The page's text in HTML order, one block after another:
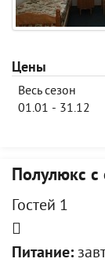
Цены
Весь сезон
01.01 - 31.12
Полулюкс с
Гостей 1
Питание: